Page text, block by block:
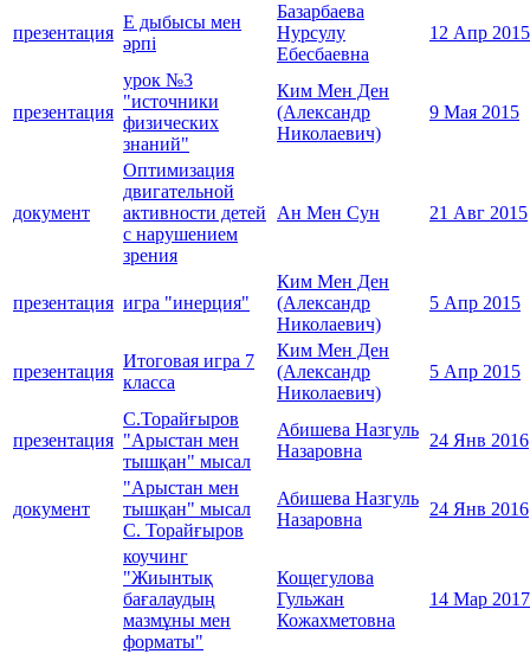
презентация
Е дыбысы мен
әрпі
Базарбаева
Нурсулу
Ебесбаевна
12 Апр 2015
презентация
урок №3
"источники
физических
знаний"
Ким Мен Ден
(Александр
Николаевич)
9 Мая 2015
документ
Оптимизация
двигательной
активности детей
с нарушением
зрения
Ан Мен Сун 21 Авг 2015
презентация игра "инерция"
Ким Мен Ден
(Александр
Николаевич)
5 Апр 2015
презентация
Итоговая игра 7
класса
Ким Мен Ден
(Александр
Николаевич)
5 Апр 2015
презентация
С.Торайғыров
"Арыстан мен
тышқан" мысал
Абишева Назгуль
Назаровна
24 Янв 2016
документ
"Арыстан мен
тышқан" мысал
С. Торайғыров
Абишева Назгуль
Назаровна
24 Янв 2016
коучинг
"Жиынтық
бағалаудың
мазмұны мен
форматы"
Кощегулова
Гульжан
Кожахметовна
14 Мар 2017